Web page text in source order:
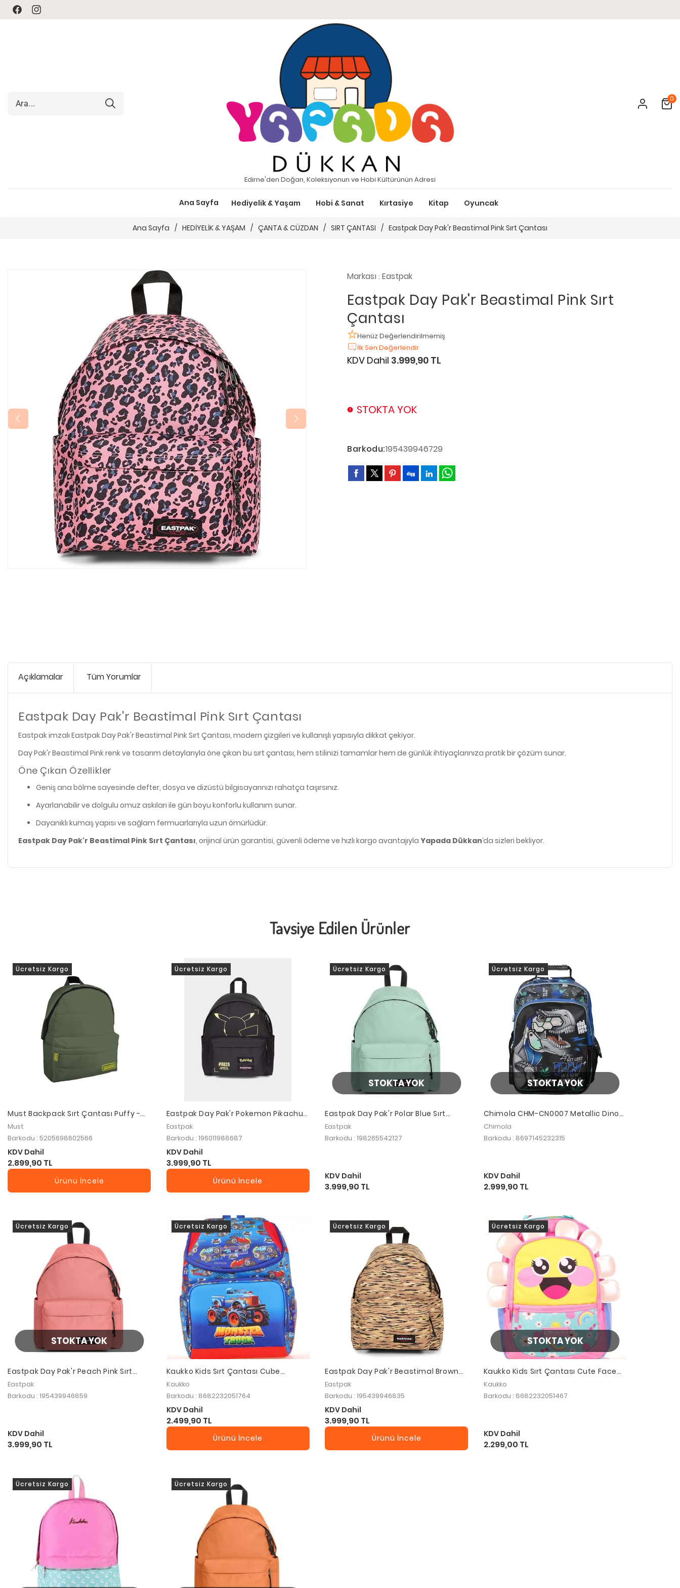
FacebookInstagram
Edirne'den Doğan, Koleksiyonun ve Hobi Kültürünün Adresi
Ana Sayfa Hediyelik & Yaşam Hobi & Sanat Kırtasiye Kitap Oyuncak
Cart
0
Ana Sayfa / HEDİYELİK & YAŞAM / ÇANTA & CÜZDAN / SIRT ÇANTASI / Eastpak Day Pak'r Beastimal Pink Sırt Çantası
Markası: Eastpak
Eastpak Day Pak'r Beastimal Pink Sırt
Çantası
Henüz Değerlendirilmemiş
İlk Sen Değerlendir
KDV Dahil 3.999,90 TL
STOKTA YOK
Barkodu:195439946729
Açıklamalar Tüm Yorumlar
Eastpak Day Pak'r Beastimal Pink Sırt Çantası
Eastpak imzalı Eastpak Day Pak'r Beastimal Pink Sırt Çantası, modern çizgileri ve kullanışlı yapısıyla dikkat çekiyor.
Day Pak'r Beastimal Pink renk ve tasarım detaylarıyla öne çıkan bu sırt çantası, hem stilinizi tamamlar hem de günlük ihtiyaçlarınıza pratik bir çözüm sunar.
Öne Çıkan Özellikler
Geniş ana bölme sayesinde defter, dosya ve dizüstü bilgisayarınızı rahatça taşırsınız.
Ayarlanabilir ve dolgulu omuz askıları ile gün boyu konforlu kullanım sunar.
Dayanıklı kumaş yapısı ve sağlam fermuarlarıyla uzun ömürlüdür.
Eastpak Day Pak'r Beastimal Pink Sırt Çantası, orijinal ürün garantisi, güvenli ödeme ve hızlı kargo avantajıyla Yapada Dükkan’da sizleri bekliyor.
Tavsiye Edilen Ürünler
Ücretsiz Kargo
Must Backpack Sırt Çantası Puffy -
42 x 32 x 17 cm - Green / Yellow
Must
Barkodu : 5205698602566
KDV Dahil
2.899,90 TL
Ürünü İncele
Ücretsiz Kargo
Eastpak Day Pak'r Pokemon Pikachu
Sırt Çantası
Eastpak
Barkodu : 196011988687
KDV Dahil
3.999,90 TL
Ürünü İncele
STOKTA YOK
Ücretsiz Kargo
Eastpak Day Pak'r Polar Blue Sırt
Çantası
Eastpak
Barkodu : 198265542127
KDV Dahil
3.999,90 TL
STOKTA YOK
Ücretsiz Kargo
Chimola CHM-CN0007 Metallic Dino
16" Sırt Çantası
Chimola
Barkodu : 8697145232315
KDV Dahil
2.999,90 TL
STOKTA YOK
Ücretsiz Kargo
Eastpak Day Pak'r Peach Pink Sırt
Çantası
Eastpak
Barkodu : 195439946859
KDV Dahil
3.999,90 TL
Ücretsiz Kargo
Kaukko Kids Sırt Çantası Cube
Monster Truck L5176
Kaukko
Barkodu : 8682232051764
KDV Dahil
2.499,90 TL
Ürünü İncele
Ücretsiz Kargo
Eastpak Day Pak'r Beastimal Brown
Sırt Çantası
Eastpak
Barkodu : 195439946835
KDV Dahil
3.999,90 TL
Ürünü İncele
STOKTA YOK
Ücretsiz Kargo
Kaukko Kids Sırt Çantası Cute Face
Daisy L5146
Kaukko
Barkodu : 8682232051467
KDV Dahil
2.299,00 TL
Ücretsiz Kargo Ücretsiz Kargo